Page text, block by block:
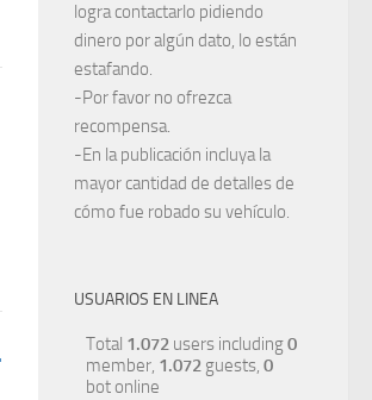
logra contactarlo pidiendo
dinero por algún dato, lo están
estafando.
-Por favor no ofrezca
recompensa.
-En la publicación incluya la
mayor cantidad de detalles de
cómo fue robado su vehículo.
USUARIOS EN LINEA
Total 1.072 users including0
member, 1.072 guests, 0
bot online